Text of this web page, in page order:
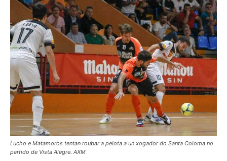
Lucho e Matamoros tentan roubar a pelota a un xogador do Santa Coloma no
partido de Vista Alegre. AXM